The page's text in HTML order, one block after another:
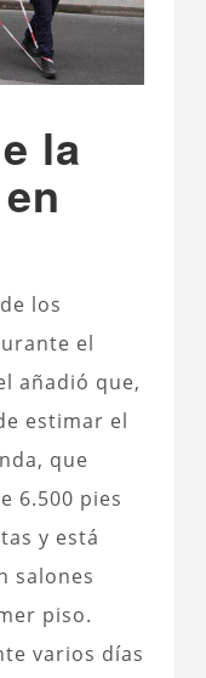
la
los
el
añadió que,
estimar el
que
6.500 pies
y está
salones
piso.
varios días